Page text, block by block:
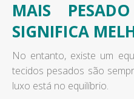
MAIS
SIGNIFICA
No entanto, existe um
tecidos pesados são
luxo está no equilíbrio.